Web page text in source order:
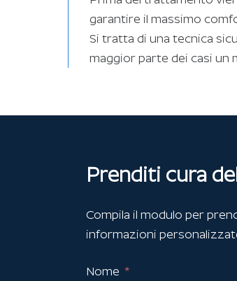
garantire il massimo
Si tratta di una tecnica
maggior parte dei casi un
Prenditi cura
Compila il modulo per
informazioni
Nome